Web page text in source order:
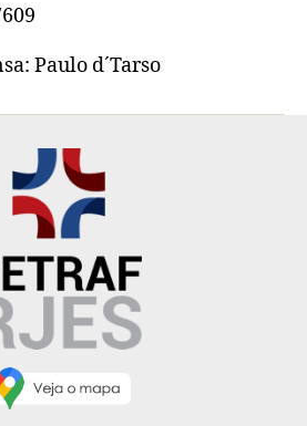
Paulo d´Tarso